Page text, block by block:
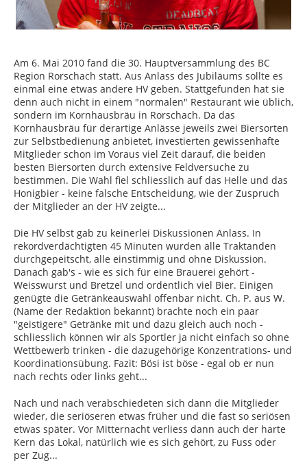
Am 6. Mai 2010 fand die 30. Hauptversammlung des BC
Region Rorschach statt. Aus Anlass des Jubiläums sollte es
einmal eine etwas andere HV geben. Stattgefunden hat sie
denn auch nicht in einem "normalen" Restaurant wie üblich,
sondern im Kornhausbräu in Rorschach. Da das
Kornhausbräu für derartige Anlässe jeweils zwei Biersorten
zur Selbstbedienung anbietet, investierten gewissenhafte
Mitglieder schon im Voraus viel Zeit darauf, die beiden
besten Biersorten durch extensive Feldversuche zu
bestimmen. Die Wahl fiel schliesslich auf das Helle und das
Honigbier - keine falsche Entscheidung, wie der Zuspruch
der Mitglieder an der HV zeigte...
Die HV selbst gab zu keinerlei Diskussionen Anlass. In
rekordverdächtigten 45 Minuten wurden alle Traktanden
durchgepeitscht, alle einstimmig und ohne Diskussion.
Danach gab's - wie es sich für eine Brauerei gehört -
Weisswurst und Bretzel und ordentlich viel Bier. Einigen
genügte die Getränkeauswahl offenbar nicht. Ch. P. aus W.
(Name der Redaktion bekannt) brachte noch ein paar
"geistigere" Getränke mit und dazu gleich auch noch -
schliesslich können wir als Sportler ja nicht einfach so ohne
Wettbewerb trinken - die dazugehörige Konzentrations- und
Koordinationsübung. Fazit: Bösi ist böse - egal ob er nun
nach rechts oder links geht...
Nach und nach verabschiedeten sich dann die Mitglieder
wieder, die seriöseren etwas früher und die fast so seriösen
etwas später. Vor Mitternacht verliess dann auch der harte
Kern das Lokal, natürlich wie es sich gehört, zu Fuss oder
per Zug...